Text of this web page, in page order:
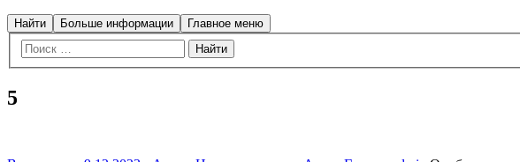
Найти Больше информации Главное меню
5